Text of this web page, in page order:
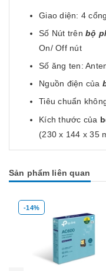
Giao diện: 4
Số Nút trên bộ
On/ Off nút
Số ăng ten:
Nguồn điện của
Tiêu chuẩn
Kích thước của
(230 x 144 x 35
Tần số bộ phát
11g: Lên đến
11b: Lên đến
Tiếp nhận
130M: -
Sản phẩm liên quan
-14%